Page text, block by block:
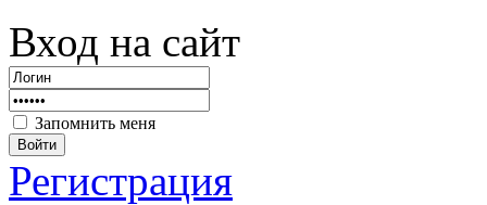
Вход на сайт
Запомнить меня
Войти
Регистрация